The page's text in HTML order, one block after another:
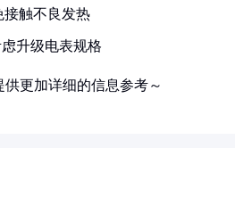
接触不良发热
升级电表规格
更加详细的信息参考～